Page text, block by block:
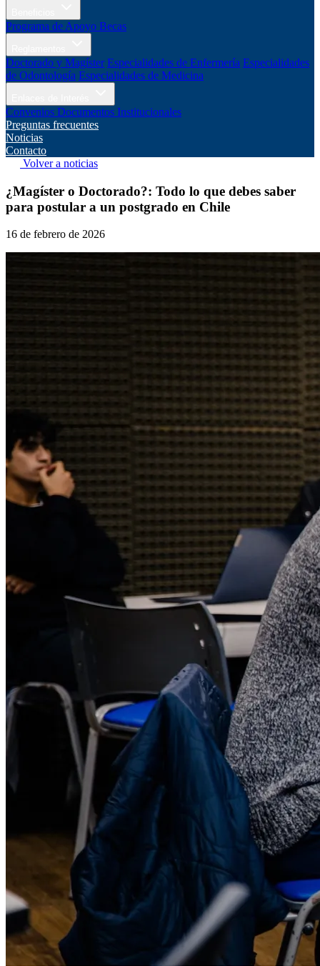
Programa de Apoyo Becas
Doctorado y Magíster Especialidades de Enfermería Especialidades
de Odontología Especialidades de Medicina
Convenios Documentos Institucionales
Preguntas frecuentes
Noticias
Contacto
Volver a noticias
¿Magíster o Doctorado?: Todo lo que debes saber
para postular a un postgrado en Chile
16 de febrero de 2026